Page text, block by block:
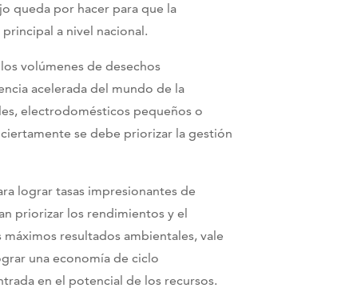
queda por hacer para que la
a nivel nacional.
volúmenes de desechos
acelerada del mundo de la
electrodomésticos pequeños o
se debe priorizar la gestión
lograr tasas impresionantes de
priorizar los rendimientos y el
resultados ambientales, vale
una economía de ciclo
en el potencial de los recursos.